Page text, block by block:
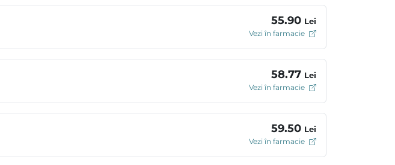
55.90 Lei
Vezi în farmacie
58.77 Lei
Vezi în farmacie
59.50 Lei
Vezi în farmacie